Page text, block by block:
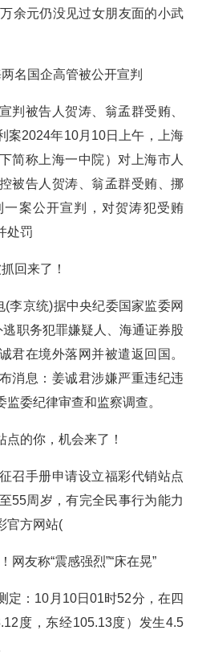
余元仍没见过女朋友面的小武
国企高管被公开宣判
被告人贺涛、翁孟群受贿、
案2024年10月10日上午，上海
简称上海一中院）对上海市人
被告人贺涛、翁孟群受贿、挪
案公开宣判，对贺涛犯受贿
处罚
回来了！
京统)据中央纪委国家监委网
职务犯罪嫌疑人、海通证券股
君在境外落网并被遣返回国。
消息：姜诚君涉嫌严重违纪违
委纪律审查和监察调查。
的你，机会来了！
手册申请设立福彩代销站点
55周岁，有完全民事行为能力
官方网站(
友称“震感强烈”“床在晃”
：10月10日01时52分，在四
度，东经105.13度）发生4.5